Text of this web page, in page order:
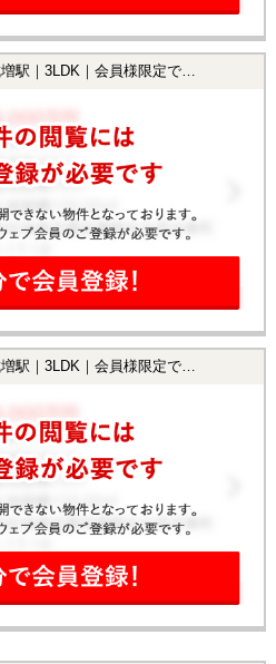
3LDK｜会員様限定で公開中！】
3LDK｜会員様限定で公開中！】